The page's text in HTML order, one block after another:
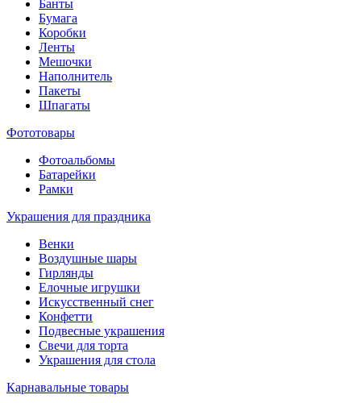
Банты
Бумага
Коробки
Ленты
Мешочки
Наполнитель
Пакеты
Шпагаты
Фототовары
Фотоальбомы
Батарейки
Рамки
Украшения для праздника
Венки
Воздушные шары
Гирлянды
Елочные игрушки
Искусственный снег
Конфетти
Подвесные украшения
Свечи для торта
Украшения для стола
Карнавальные товары